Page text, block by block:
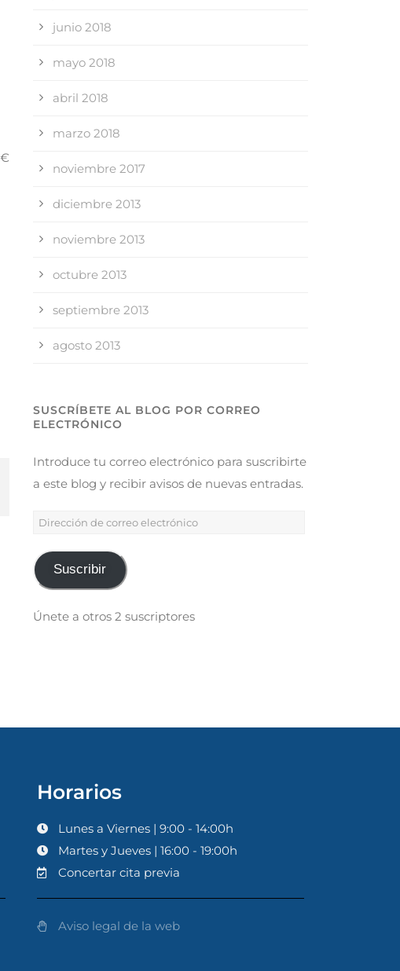
junio 2018
mayo 2018
abril 2018
marzo 2018
noviembre 2017
diciembre 2013
noviembre 2013
octubre 2013
septiembre 2013
agosto 2013
SUSCRÍBETE AL BLOG POR CORREO
ELECTRÓNICO
Introduce tu correo electrónico para suscribirte
a este blog y recibir avisos de nuevas entradas.
Suscribir
Únete a otros 2 suscriptores
Horarios
Lunes a Viernes | 9:00 - 14:00h
Martes y Jueves | 16:00 - 19:00h
Concertar cita previa
Aviso legal de la web